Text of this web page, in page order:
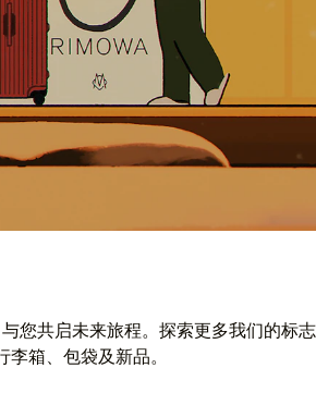
您共启未来旅程。探索更多我们的标志
李箱、包袋及新品。